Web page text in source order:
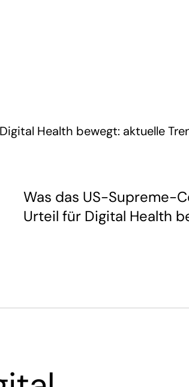
Health bewegt: aktuelle
Was das US-Supreme-
Urteil für Digital Health